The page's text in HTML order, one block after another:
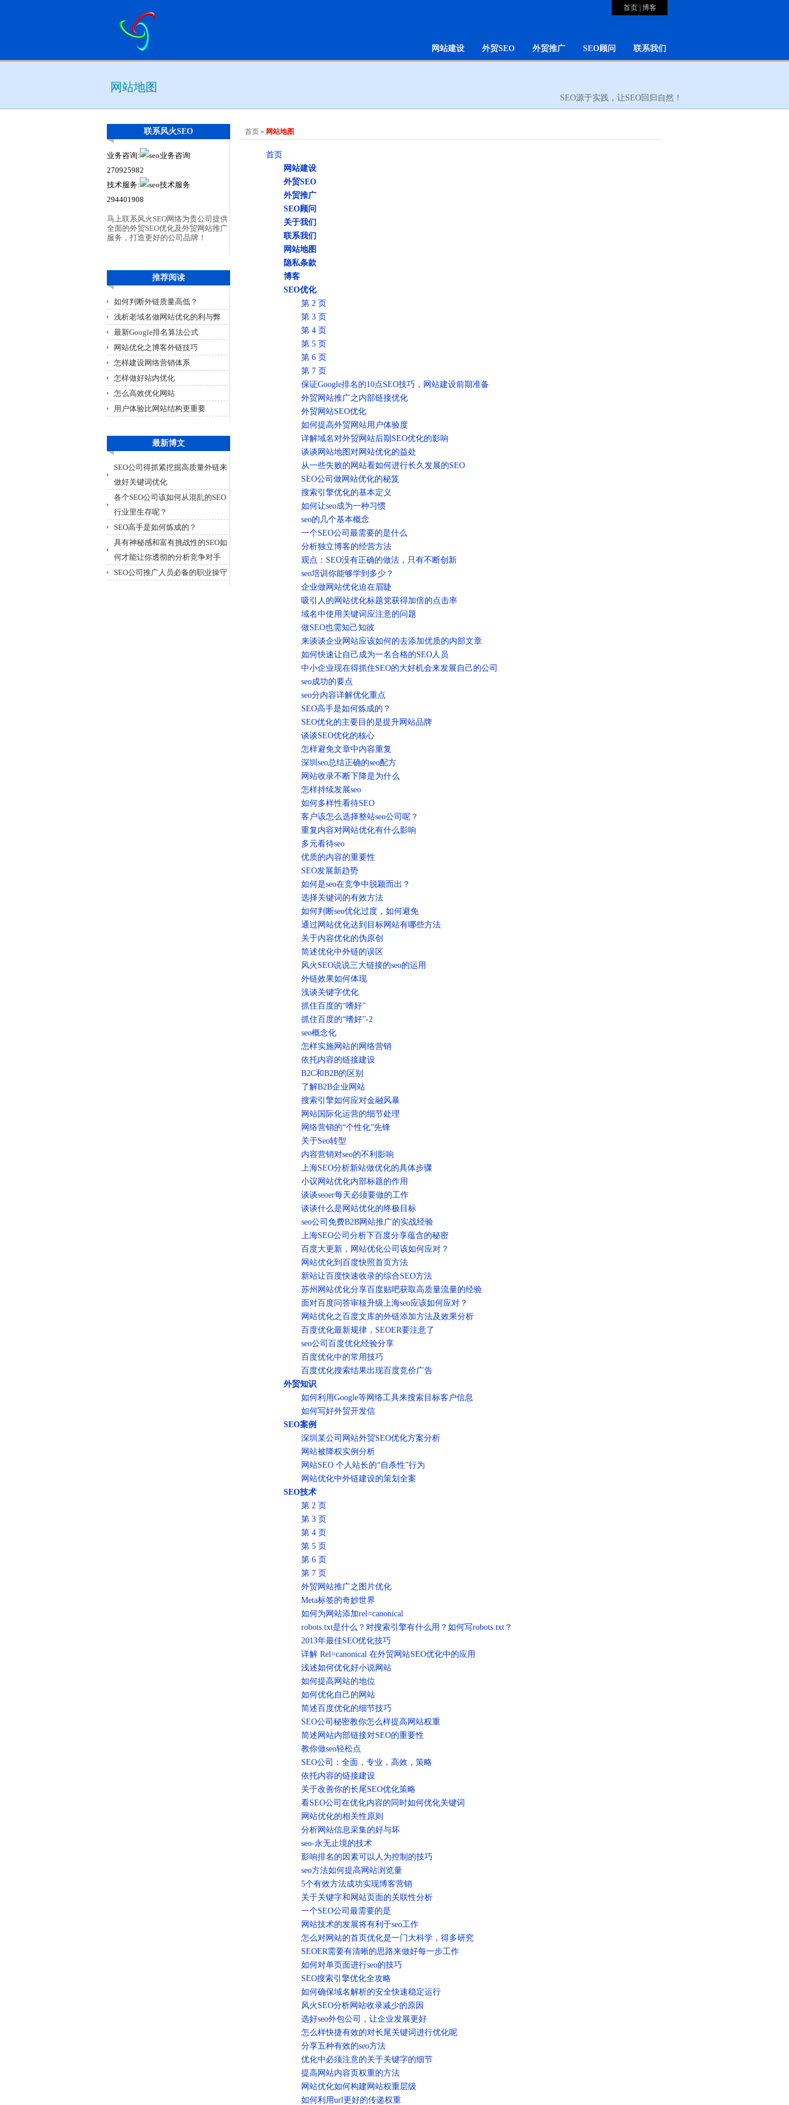
首页| 博客
网站建设 外贸SEO 外贸推广 SEO顾问 联系我们
网站地图
SEO源于实践，让SEO回归自然！
联系风火SEO
业务咨询:
270925982
技术服务:
294401908
马上联系风火SEO网络为贵公司提供
全面的外贸SEO优化及外贸网站推广
服务，打造更好的公司品牌！
推荐阅读
如何判断外链质量高低？
浅析老域名做网站优化的利与弊
最新Google排名算法公式
网站优化之博客外链技巧
怎样建设网络营销体系
怎样做好站内优化
怎么高效优化网站
用户体验比网站结构更重要
最新博文
SEO公司得抓紧挖掘高质量外链来
做好关键词优化
各个SEO公司该如何从混乱的SEO
行业里生存呢？
SEO高手是如何炼成的？
具有神秘感和富有挑战性的SEO如
何才能让你透彻的分析竞争对手
SEO公司推广人员必备的职业操守
首页 » 网站地图
首页
网站建设
外贸SEO
外贸推广
SEO顾问
关于我们
联系我们
网站地图
隐私条款
博客
SEO优化
第 2 页
第 3 页
第 4 页
第 5 页
第 6 页
第 7 页
保证Google排名的10点SEO技巧，网站建设前期准备
外贸网站推广之内部链接优化
外贸网站SEO优化
如何提高外贸网站用户体验度
详解域名对外贸网站后期SEO优化的影响
谈谈网站地图对网站优化的益处
从一些失败的网站看如何进行长久发展的SEO
SEO公司做网站优化的秘笈
搜索引擎优化的基本定义
如何让seo成为一种习惯
seo的几个基本概念
一个SEO公司最需要的是什么
分析独立博客的经营方法
观点：SEO没有正确的做法，只有不断创新
seo培训你能够学到多少？
企业做网站优化迫在眉睫
吸引人的网站优化标题党获得加倍的点击率
域名中使用关键词应注意的问题
做SEO也需知己知彼
来谈谈企业网站应该如何的去添加优质的内部文章
如何快速让自己成为一名合格的SEO人员
中小企业现在得抓住SEO的大好机会来发展自己的公司
seo成功的要点
seo分内容详解优化重点
SEO高手是如何炼成的？
SEO优化的主要目的是提升网站品牌
谈谈SEO优化的核心
怎样避免文章中内容重复
深圳seo总结正确的seo配方
网站收录不断下降是为什么
怎样持续发展seo
如何多样性看待SEO
客户该怎么选择整站seo公司呢？
重复内容对网站优化有什么影响
多元看待seo
优质的内容的重要性
SEO发展新趋势
如何是seo在竞争中脱颖而出？
选择关键词的有效方法
如何判断seo优化过度，如何避免
通过网站优化达到目标网站有哪些方法
关于内容优化的伪原创
简述优化中外链的误区
风火SEO说说三大链接的seo的运用
外链效果如何体现
浅谈关键字优化
抓住百度的“嗜好”
抓住百度的“嗜好”-2
seo概念化
怎样实施网站的网络营销
依托内容的链接建设
B2C和B2B的区别
了解B2B企业网站
搜索引擎如何应对金融风暴
网站国际化运营的细节处理
网络营销的“个性化”先锋
关于Seo转型
内容营销对seo的不利影响
上海SEO分析新站做优化的具体步骤
小议网站优化内部标题的作用
谈谈seoer每天必须要做的工作
谈谈什么是网站优化的终极目标
seo公司免费B2B网站推广的实战经验
上海SEO公司分析下百度分享蕴含的秘密
百度大更新，网站优化公司该如何应对？
网站优化到百度快照首页方法
新站让百度快速收录的综合SEO方法
苏州网站优化分享百度贴吧获取高质量流量的经验
面对百度问答审核升级上海seo应该如何应对？
网站优化之百度文库的外链添加方法及效果分析
百度优化最新规律，SEOER要注意了
seo公司百度优化经验分享
百度优化中的常用技巧
百度优化搜索结果出现百度竞价广告
外贸知识
如何利用Google等网络工具来搜索目标客户信息
如何写好外贸开发信
SEO案例
深圳某公司网站外贸SEO优化方案分析
网站被降权实例分析
网站SEO 个人站长的“自杀性”行为
网站优化中外链建设的策划全案
SEO技术
第 2 页
第 3 页
第 4 页
第 5 页
第 6 页
第 7 页
外贸网站推广之图片优化
Meta标签的奇妙世界
如何为网站添加rel=canonical
robots.txt是什么？对搜索引擎有什么用？如何写robots.txt？
2013年最佳SEO优化技巧
详解 Rel=canonical 在外贸网站SEO优化中的应用
浅述如何优化好小说网站
如何提高网站的地位
如何优化自己的网站
简述百度优化的细节技巧
SEO公司秘密教你怎么样提高网站权重
简述网站内部链接对SEO的重要性
教你做seo轻松点
SEO公司：全面，专业，高效，策略
依托内容的链接建设
关于改善你的长尾SEO优化策略
看SEO公司在优化内容的同时如何优化关键词
网站优化的相关性原则
分析网站信息采集的好与坏
seo-永无止境的技术
影响排名的因素可以人为控制的技巧
seo方法如何提高网站浏览量
5个有效方法成功实现博客营销
关于关键字和网站页面的关联性分析
一个SEO公司最需要的是
网站技术的发展将有利于seo工作
怎么对网站的首页优化是一门大科学，得多研究
SEOER需要有清晰的思路来做好每一步工作
如何对单页面进行seo的技巧
SEO搜索引擎优化全攻略
如何确保域名解析的安全快速稳定运行
风火SEO分析网站收录减少的原因
选好seo外包公司，让企业发展更好
怎么样快捷有效的对长尾关键词进行优化呢
分享五种有效的seo方法
优化中必须注意的关于关键字的细节
提高网站内容页权重的方法
网站优化如何构建网站权重层级
如何利用url更好的传递权重